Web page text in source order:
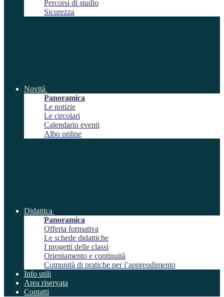
Percorsi di studio
Sicurezza
Novità
Panoramica
Le notizie
Le circolari
Calendario eventi
Albo online
Didattica
Panoramica
Offerta formativa
Le schede didattiche
I progetti delle classi
Orientamento e continuità
Comunità di pratiche per l’apprendimento
Info utili
Area riservata
Contatti